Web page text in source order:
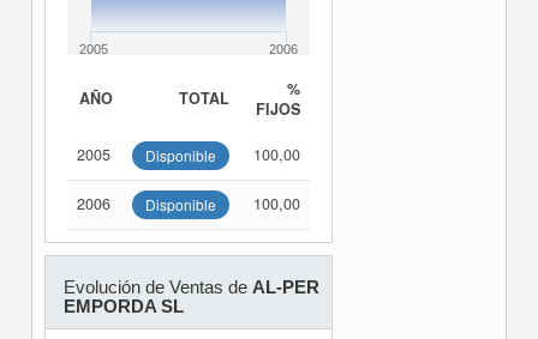
2005 2006
AÑO TOTAL
%
FIJOS
2005 Disponible 100,00
2006 Disponible 100,00
Evolución de Ventas de AL-PER
EMPORDA SL